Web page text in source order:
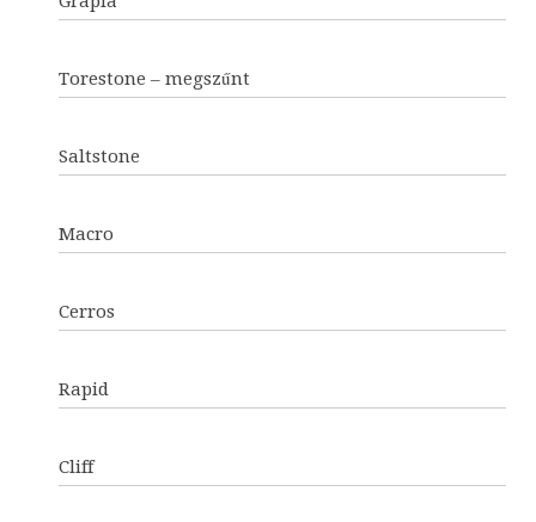
Torestone – megszűnt
Saltstone
Macro
Cerros
Rapid
Cliff